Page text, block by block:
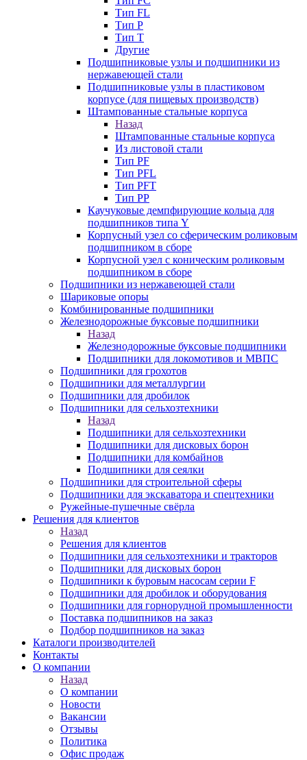
Тип FL
Тип P
Тип T
Другие
Подшипниковые узлы и подшипники из
нержавеющей стали
Подшипниковые узлы в пластиковом
корпусе (для пищевых производств)
Штампованные стальные корпуса
Назад
Штампованные стальные корпуса
Из листовой стали
Тип PF
Тип PFL
Тип PFT
Тип PP
Каучуковые демпфирующие кольца для
подшипников типа Y
Корпусный узел со сферическим роликовым
подшипником в сборе
Корпусной узел с коническим роликовым
подшипником в сборе
Подшипники из нержавеющей стали
Шариковые опоры
Комбинированные подшипники
Железнодорожные буксовые подшипники
Назад
Железнодорожные буксовые подшипники
Подшипники для локомотивов и МВПС
Подшипники для грохотов
Подшипники для металлургии
Подшипники для дробилок
Подшипники для сельхозтехники
Назад
Подшипники для сельхозтехники
Подшипники для дисковых борон
Подшипники для комбайнов
Подшипники для сеялки
Подшипники для строительной сферы
Подшипники для экскаватора и спецтехники
Ружейные-пушечные свёрла
Решения для клиентов
Назад
Решения для клиентов
Подшипники для сельхозтехники и тракторов
Подшипники для дисковых борон
Подшипники к буровым насосам серии F
Подшипники для дробилок и оборудования
Подшипники для горнорудной промышленности
Поставка подшипников на заказ
Подбор подшипников на заказ
Каталоги производителей
Контакты
О компании
Назад
О компании
Новости
Вакансии
Отзывы
Политика
Офис продаж